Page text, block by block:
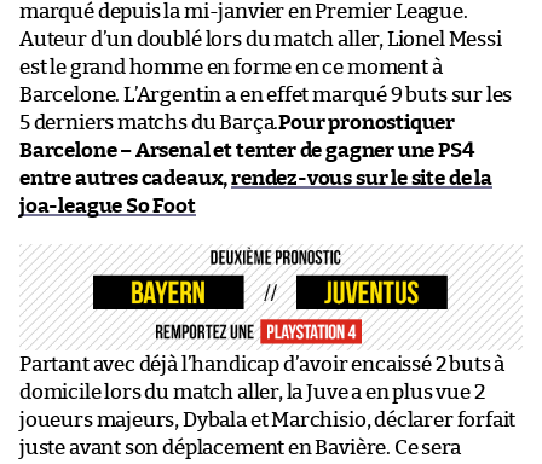
marqué depuis la mi-janvier en Premier League.
Auteur d’un doublé lors du match aller, Lionel Messi
est le grand homme en forme en ce moment à
Barcelone. L’Argentin a en effet marqué 9 buts sur les
5 derniers matchs du Barça.Pour pronostiquer
Barcelone – Arsenal et tenter de gagner une PS4
entre autres cadeaux,rendez-vous sur le site de la
joa-league So Foot
Partant avec déjà l’handicap d’avoir encaissé 2 buts à
domicile lors du match aller, la Juve a en plus vue 2
joueurs majeurs, Dybala et Marchisio, déclarer forfait
juste avant son déplacement en Bavière. Ce sera